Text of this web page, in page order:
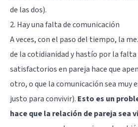
de las dos).
2. Hay una falta de comunicación
A veces, con el paso del tiempo, la
de la cotidianidad y hastío por la
satisfactorios en pareja hace que
otro, o que la comunicación sea muy
justo para convivir). Esto es un
hace que la relación de pareja sea